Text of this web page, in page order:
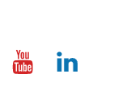
YoutubeLinkedin